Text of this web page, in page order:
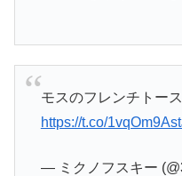
モスのフレンチトー
https://t.co/
— ミクノフスキー